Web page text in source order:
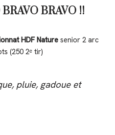
BRAVO !!
HDF Nature senior 2 arc
(250 2ᵉ tir)
pluie, gadoue et